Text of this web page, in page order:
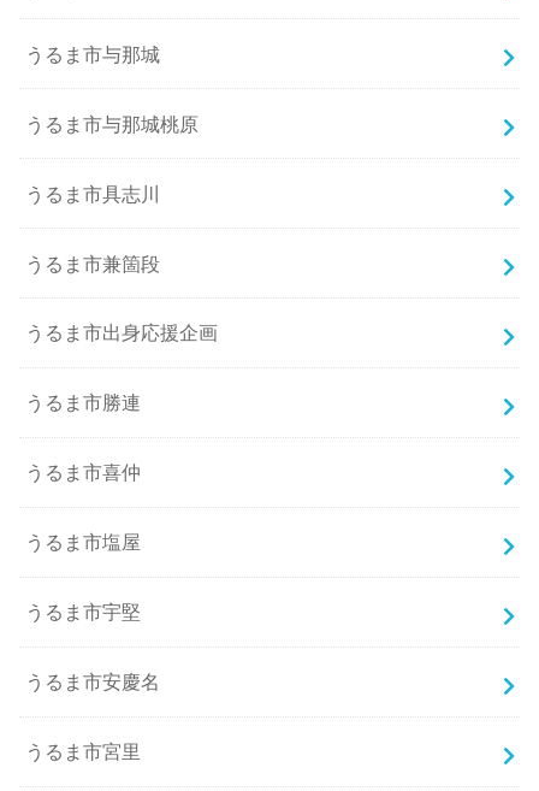
うるま市与那城
うるま市与那城桃原
うるま市具志川
うるま市兼箇段
うるま市出身応援企画
うるま市勝連
うるま市喜仲
うるま市塩屋
うるま市宇堅
うるま市安慶名
うるま市宮里